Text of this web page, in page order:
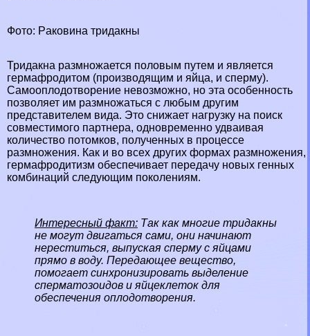
Фото: Paковина тридакны
Тридакна размножается пoлoвым путем и является
гермафродитом (производящим и яйца, и cпepму).
Самооплодотворение невозможно, но эта особенность
позволяет им размножаться с любым другим
представителем вида. Это снижает нагрузку на поиск
совместимого партнера, одновременно удваивая
количество потомков, полученных в процессе
размножения. Как и во всех других формах размножения,
гермафродитизм обеспечивает передачу новых генных
комбинаций следующим поколениям.
Интересный факт: Так как многие тридакны
не могут двигаться сами, они начинают
нереститься, выпуская cпepму с яйцами
прямо в воду. Передающее вещество,
помогает синхронизировать выделение
cпepматозоидов и яйцеклеток для
обеспечения оплодотворения.